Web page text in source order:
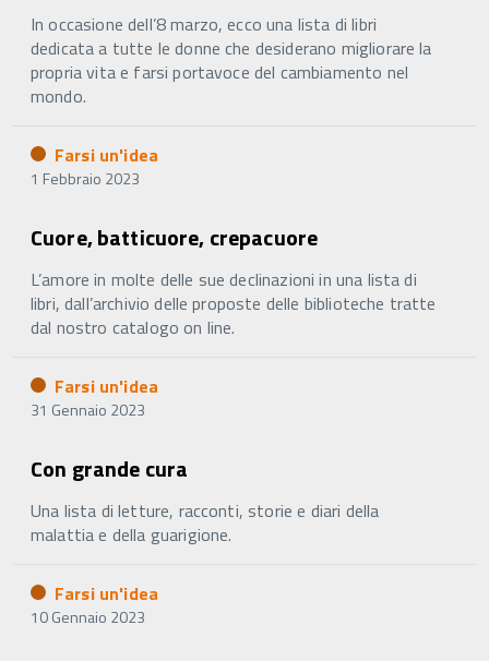
In occasione dell’8 marzo, ecco una lista di libri
dedicata a tutte le donne che desiderano migliorare la
propria vita e farsi portavoce del cambiamento nel
mondo.
Farsi un'idea
1 Febbraio 2023
Cuore, batticuore, crepacuore
L’amore in molte delle sue declinazioni in una lista di
libri, dall’archivio delle proposte delle biblioteche tratte
dal nostro catalogo on line.
Farsi un'idea
31 Gennaio 2023
Con grande cura
Una lista di letture, racconti, storie e diari della
malattia e della guarigione.
Farsi un'idea
10 Gennaio 2023